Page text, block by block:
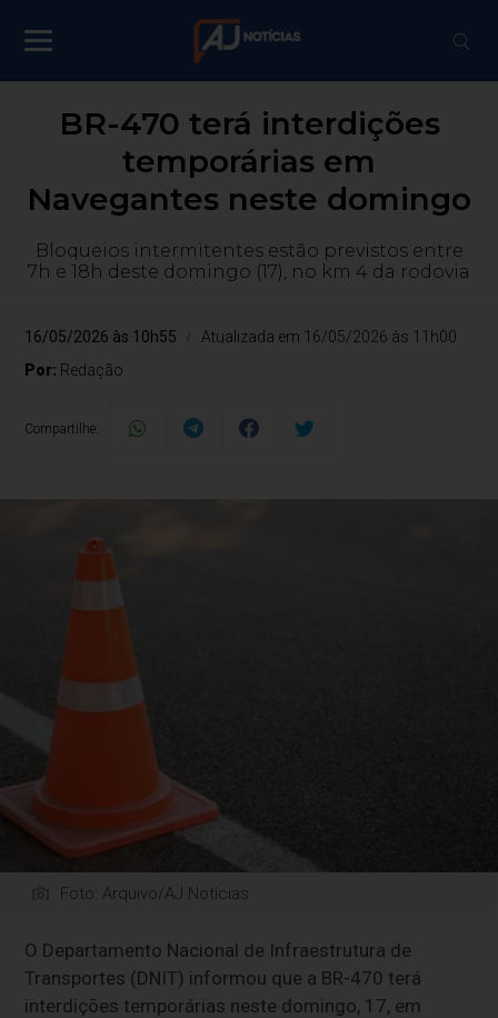
BR-470 terá interdições
temporárias em
Navegantes neste domingo
Bloqueios intermitentes estão previstos entre
7h e 18h deste domingo (17), no km 4 da rodovia
16/05/2026 às 10h55
Atualizada em 16/05/2026 às 11h00
Por: Redação
Compartilhe:
Foto: Arquivo/AJ Notícias
O Departamento Nacional de Infraestrutura de
Transportes (DNIT) informou que a BR-470 terá
interdições temporárias neste domingo, 17, em